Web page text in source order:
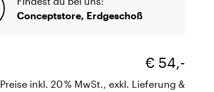
Conceptstore, Erdgeschoß
€ 54,-
Preise inkl. 20 % MwSt., exkl. Lieferung &